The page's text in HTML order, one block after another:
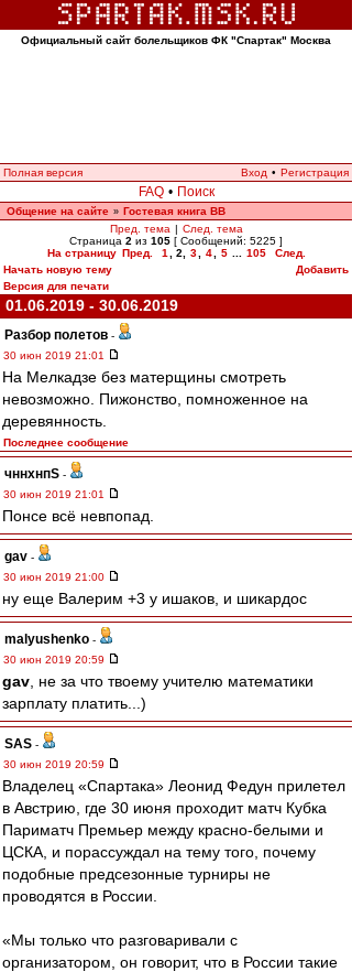
Официальный сайт болельщиков ФК "Спартак" Москва
Полная версия Вход • Регистрация
FAQ • Поиск
Общение на сайте » Гостевая книга ВВ
Пред. тема | След. тема
Страница 2 из 105 [ Сообщений: 5225 ]
На страницу Пред. 1 2 3 4 5 105
След.
Начать новую тему
Добавить
Версия для печати
01.06.2019 - 30.06.2019
Разбор полетов -
30 июн 2019 21:01
На Мелкадзе без матерщины смотреть
невозможно. Пижонство, помноженное на
деревянность.
Последнее сообщение
чннхнпS -
30 июн 2019 21:01
Понсе всё невпопад.
gav -
30 июн 2019 21:00
ну еще Валерим +3 у ишаков, и шикардос
malyushenko -
30 июн 2019 20:59
gav , не за что твоему учителю математики
зарплату платить...)
SAS -
30 июн 2019 20:59
Владелец «Спартака» Леонид Федун прилетел
в Австрию, где 30 июня проходит матч Кубка
Париматч Премьер между красно-белыми и
ЦСКА, и порассуждал на тему того, почему
подобные предсезонные турниры не
проводятся в России.
«Мы только что разговаривали с
организатором, он говорит, что в России такие